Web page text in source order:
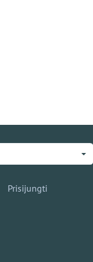
Prisijungti